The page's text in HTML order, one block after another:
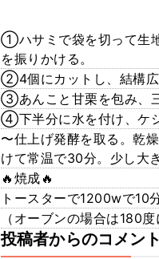
①ハサミで袋を切って生
を振りかける。
②4個にカットし、結構広
③あんこと甘栗を包み、
④下半分に水を付け、ケ
〜仕上げ発酵を取る。乾
けて常温で30分。少し大
🔥焼成🔥
トースターで1200wで10
（オーブンの場合は180度
投稿者からのコメント